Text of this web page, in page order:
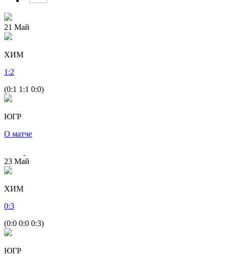
21 Май
ХИМ
1 :2
(0:1 1:1 0:0)
ЮГР
О матче
23 Май
ХИМ
0:3
(0:0 0:0 0:3)
ЮГР